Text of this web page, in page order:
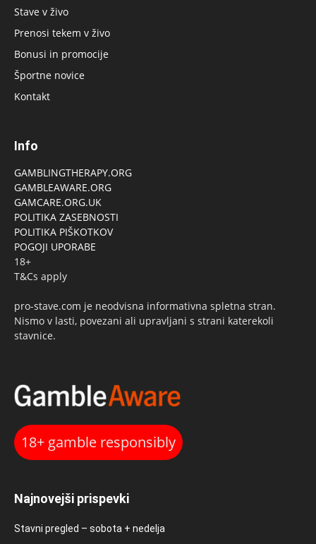
Stave v živo
Prenosi tekem v živo
Bonusi in promocije
Športne novice
Kontakt
Info
GAMBLINGTHERAPY.ORG
GAMBLEAWARE.ORG
GAMCARE.ORG.UK
POLITIKA ZASEBNOSTI
POLITIKA PIŠKOTKOV
POGOJI UPORABE
18+
T&Cs apply
pro-stave.com je neodvisna informativna spletna stran.
Nismo v lasti, povezani ali upravljani s strani katerekoli
stavnice.
18+ gamble responsibly
Najnovejši prispevki
Stavni pregled – sobota + nedelja